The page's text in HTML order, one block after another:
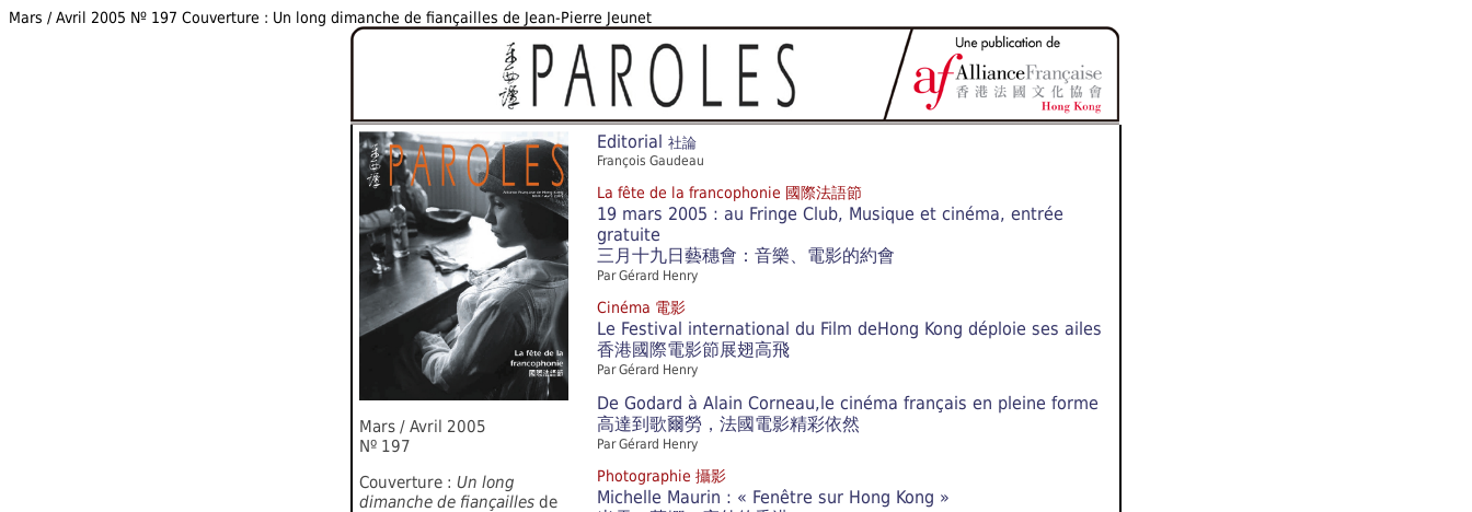
Mars / Avril 2005 Nº 197 Couverture : Un long dimanche de fiançailles de Jean-Pierre Jeunet
Mars / Avril 2005
Nº 197
Couverture : Un long
dimanche de fiançailles de
Editorial 社論
François Gaudeau
La fête de la francophonie 國際法語節
19 mars 2005 : au Fringe Club, Musique et cinéma, entrée
gratuite
三月十九日藝穗會：音樂、電影的約會
Par Gérard Henry
Cinéma 電影
Le Festival international du Film deHong Kong déploie ses ailes
香港國際電影節展翅高飛
Par Gérard Henry
De Godard à Alain Corneau,le cinéma français en pleine forme
高達到歌爾勞，法國電影精彩依然
Par Gérard Henry
Photographie 攝影
Michelle Maurin : « Fenêtre sur Hong Kong »